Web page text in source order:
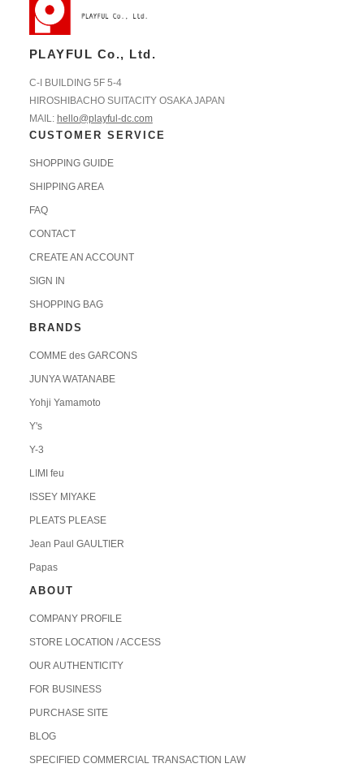
PLAYFUL Co., Ltd.
C-I BUILDING 5F 5-4
HIROSHIBACHO SUITACITY OSAKA JAPAN
MAIL: hello@playful-dc.com
CUSTOMER SERVICE
SHOPPING GUIDE
SHIPPING AREA
FAQ
CONTACT
CREATE AN ACCOUNT
SIGN IN
SHOPPING BAG
BRANDS
COMME des GARCONS
JUNYA WATANABE
Yohji Yamamoto
Y's
Y-3
LIMI feu
ISSEY MIYAKE
PLEATS PLEASE
Jean Paul GAULTIER
Papas
ABOUT
COMPANY PROFILE
STORE LOCATION / ACCESS
OUR AUTHENTICITY
FOR BUSINESS
PURCHASE SITE
BLOG
SPECIFIED COMMERCIAL TRANSACTION LAW